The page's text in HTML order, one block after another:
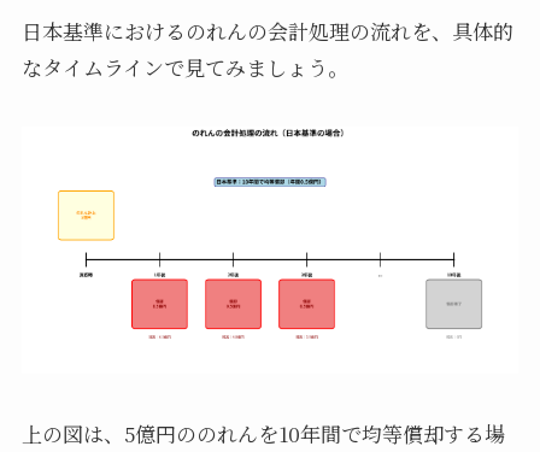
日本基準におけるのれんの会計処理の流れを、具体的
なタイムラインで見てみましょう。
上の図は、5億円ののれんを10年間で均等償却する場